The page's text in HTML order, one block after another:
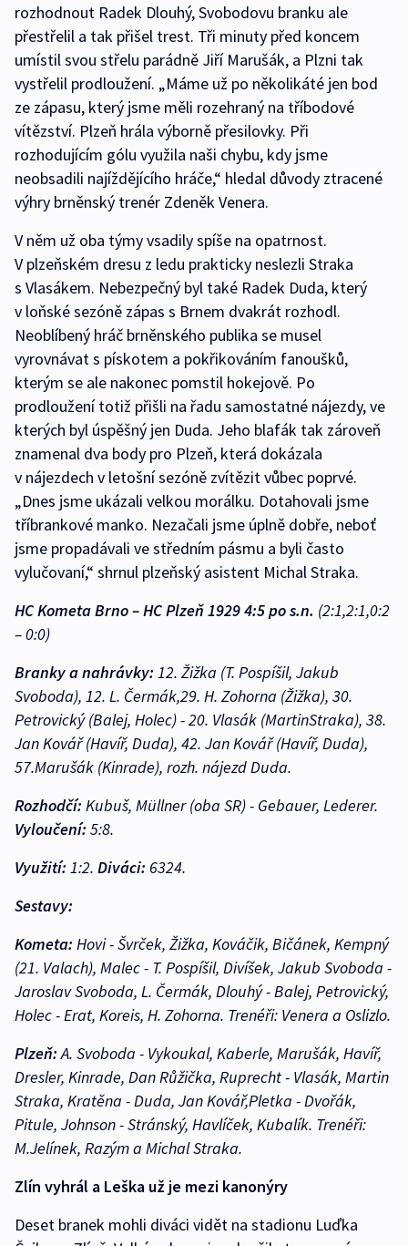
rozhodnout Radek Dlouhý, Svobodovu branku ale
přestřelil a tak přišel trest. Tři minuty před koncem
umístil svou střelu parádně Jiří Marušák, a Plzni tak
vystřelil prodloužení. „Máme už po několikáté jen bod
ze zápasu, který jsme měli rozehraný na tříbodové
vítězství. Plzeň hrála výborně přesilovky. Při
rozhodujícím gólu využila naši chybu, kdy jsme
neobsadili najíždějícího hráče,“ hledal důvody ztracené
výhry brněnský trenér Zdeněk Venera.
V něm už oba týmy vsadily spíše na opatrnost.
V plzeňském dresu z ledu prakticky neslezli Straka
s Vlasákem. Nebezpečný byl také Radek Duda, který
v loňské sezóně zápas s Brnem dvakrát rozhodl.
Neoblíbený hráč brněnského publika se musel
vyrovnávat s pískotem a pokřikováním fanoušků,
kterým se ale nakonec pomstil hokejově. Po
prodloužení totiž přišli na řadu samostatné nájezdy, ve
kterých byl úspěšný jen Duda. Jeho blafák tak zároveň
znamenal dva body pro Plzeň, která dokázala
v nájezdech v letošní sezóně zvítězit vůbec poprvé.
„Dnes jsme ukázali velkou morálku. Dotahovali jsme
tříbrankové manko. Nezačali jsme úplně dobře, neboť
jsme propadávali ve středním pásmu a byli často
vylučovaní,“ shrnul plzeňský asistent Michal Straka.
HC Kometa Brno – HC Plzeň 1929 4:5 po s.n. (2:1,2:1,0:2
– 0:0)
Branky a nahrávky: 12. Žižka (T. Pospíšil, Jakub
Svoboda), 12. L. Čermák,29. H. Zohorna (Žižka), 30.
Petrovický (Balej, Holec) - 20. Vlasák (MartinStraka), 38.
Jan Kovář (Havíř, Duda), 42. Jan Kovář (Havíř, Duda),
57.Marušák (Kinrade), rozh. nájezd Duda.
Rozhodčí: Kubuš, Müllner (oba SR) - Gebauer, Lederer.
Vyloučení: 5:8.
Využití: 1:2. Diváci: 6324.
Sestavy:
Kometa: Hovi - Švrček, Žižka, Kováčik, Bičánek, Kempný
(21. Valach), Malec - T. Pospíšil, Divíšek, Jakub Svoboda -
Jaroslav Svoboda, L. Čermák, Dlouhý - Balej, Petrovický,
Holec - Erat, Koreis, H. Zohorna. Trenéři: Venera a Oslizlo.
Plzeň:A. Svoboda - Vykoukal, Kaberle, Marušák, Havíř,
Dresler, Kinrade, Dan Růžička, Ruprecht - Vlasák, Martin
Straka, Kratěna - Duda, Jan Kovář,Pletka - Dvořák,
Pitule, Johnson - Stránský, Havlíček, Kubalík. Trenéři:
M.Jelínek, Razým a Michal Straka.
Zlín vyhrál a Leška už je mezi kanonýry
Deset branek mohli diváci vidět na stadionu Luďka